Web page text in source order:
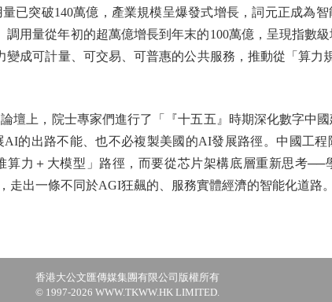
突破140萬億，產業規模呈爆發式增長，詞元正成為智
調用量從年初的超萬億增長到年末的100萬億，呈現指數
變成可計量、可交易、可普惠的公共服務，推動從「算力
上，院士專家們進行了「『十五五』時期深化數字中國
的出路不能、也不必複製美國的AI發展路徑。中國工程
算力＋大模型」路徑，而要從芯片架構底層重新思考──
走出一條不同於AGI狂飆的、服務實體經濟的智能化道路。
香港大公文匯傳媒集團有限公司版權所有
© 1997-2026 WWW.TKWW.HK LIMITED.